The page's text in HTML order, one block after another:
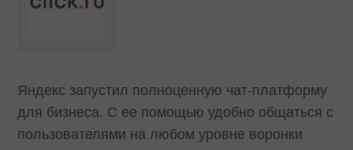
Яндекс запустил полноценную чат-платформу
для бизнеса. С ее помощью удобно общаться с
пользователями на любом уровне воронки